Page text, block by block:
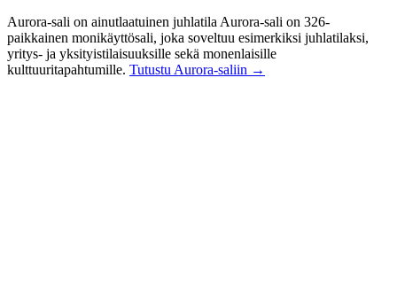
Aurora-sali on ainutlaatuinen juhlatila Aurora-sali on 326-
paikkainen monikäyttösali, joka soveltuu esimerkiksi juhlatilaksi,
yritys- ja yksityistilaisuuksille sekä monenlaisille
kulttuuritapahtumille. Tutustu Aurora-saliin →